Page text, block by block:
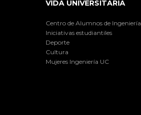
VIDA UNIVERSITARIA
Centro de Alumnos de Ingeniería
Iniciativas estudiantiles
Deporte
Cultura
Mujeres Ingeniería UC